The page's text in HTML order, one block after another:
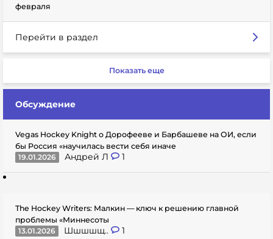
февраля
Перейти в раздел
Показать еще
Обсуждение
Vegas Hockey Knight о Дорофееве и Барбашеве на ОИ, если
бы Россия «научилась вести себя иначе
19.01.2026
Андрей Л 1
The Hockey Writers: Малкин — ключ к решению главной
проблемы «Миннесоты
13.01.2026
Шшшшщ.. 1